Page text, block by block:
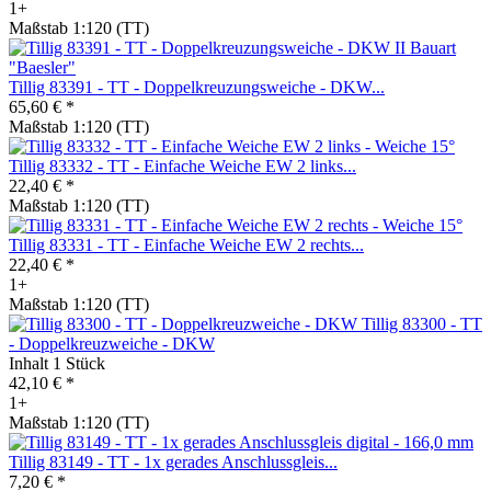
1+
Maßstab 1:120 (TT)
Tillig 83391 - TT - Doppelkreuzungsweiche - DKW...
65,60 € *
Maßstab 1:120 (TT)
Tillig 83332 - TT - Einfache Weiche EW 2 links...
22,40 € *
Maßstab 1:120 (TT)
Tillig 83331 - TT - Einfache Weiche EW 2 rechts...
22,40 € *
1+
Maßstab 1:120 (TT)
Tillig 83300 - TT
- Doppelkreuzweiche - DKW
Inhalt 1 Stück
42,10 € *
1+
Maßstab 1:120 (TT)
Tillig 83149 - TT - 1x gerades Anschlussgleis...
7,20 € *